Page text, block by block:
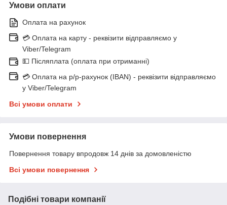
Умови оплати
Оплата на рахунок
💳 Оплата на карту - реквізити відправляємо у
Viber/Telegram
💵 Післяплата (оплата при отриманні)
💳 Оплата на р/р-рахунок (IBAN) - реквізити відправляємо
у Viber/Telegram
Всі умови оплати
Умови повернення
Повернення товару впродовж 14 днів за домовленістю
Всі умови повернення
Подібні товари компанії